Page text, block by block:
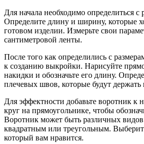
Для начала необходимо определиться с
Определите длину и ширину, которые
готовом изделии. Измерьте свои
сантиметровой ленты.
После того как определились с
к созданию выкройки. Нарисуйте
накидки и обозначьте его длину.
плечевых швов, которые будут держать
Для эффектности добавьте воротник к
круг на прямоугольнике, чтобы
Воротник может быть различных
квадратным или треугольным.
который вам нравится.